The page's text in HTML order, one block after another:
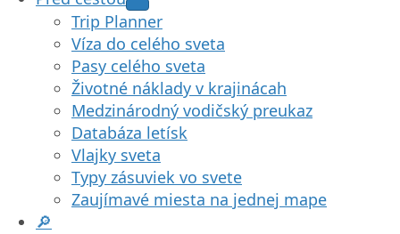
Trip Planner
Víza do celého sveta
Pasy celého sveta
Životné náklady v krajinácah
Medzinárodný vodičský preukaz
Databáza letísk
Vlajky sveta
Typy zásuviek vo svete
Zaujímavé miesta na jednej mape
🔎